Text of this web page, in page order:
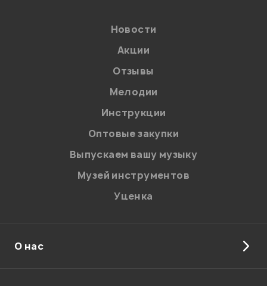
на обработку персональных данных в
Политикой в отношении обработки
персональных данных.
Введите проверочное число:
Отправить
Новости
Акции
Отзывы
Мелодии
Инструкции
Оптовые закупки
Выпускаем вашу музыку
Музей инструментов
Уценка
О нас